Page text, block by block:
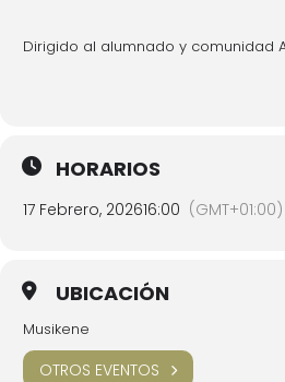
Dirigido al alumnado y comunidad
HORARIOS
17 Febrero, 202616:00 (GMT+01:00)
UBICACIÓN
Musikene
OTROS EVENTOS